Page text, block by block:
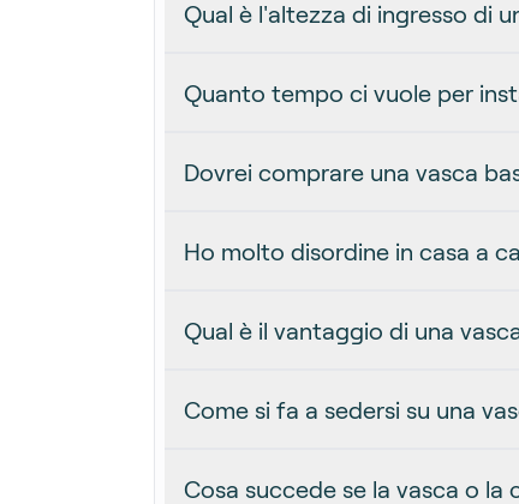
Qual è l'altezza di ingresso di
Quanto tempo ci vuole per
Dovrei comprare una vasca
Ho molto disordine in casa a
Qual è il vantaggio di una
Come si fa a sedersi su una
Cosa succede se la vasca o